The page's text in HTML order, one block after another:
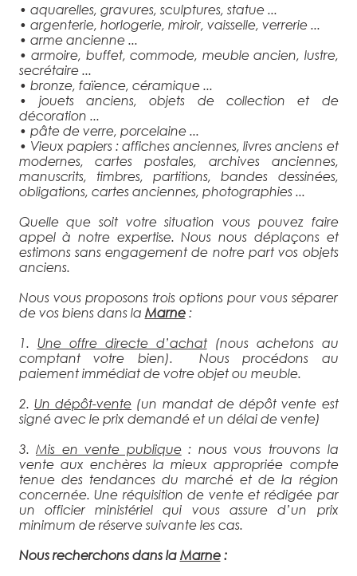
• aquarelles, gravures, sculptures, statue ...
• argenterie, horlogerie, miroir, vaisselle, verrerie ...
• arme ancienne ...
• armoire, buffet, commode, meuble ancien, lustre,
secrétaire ...
• bronze, faïence, céramique ...
• jouets anciens, objets de collection et de
décoration ...
• pâte de verre, porcelaine ...
• Vieux papiers : affiches anciennes, livres anciens et
modernes, cartes postales, archives anciennes,
manuscrits, timbres, partitions, bandes dessinées,
obligations, cartes anciennes, photographies ...
Quelle que soit votre situation vous pouvez faire
appel à notre expertise. Nous nous déplaçons et
estimons sans engagement de notre part vos objets
anciens.
Nous vous proposons trois options pour vous séparer
de vos biens dans la Marne:
1. Une offre directe d’achat(nous achetons au
comptant votre bien). Nous procédons au
paiement immédiat de votre objet ou meuble.
2. Un dépôt-vente (un mandat de dépôt vente est
signé avec le prix demandé et un délai de vente)
3.Mis en vente publique: nous vous trouvons la
vente aux enchères la mieux appropriée compte
tenue des tendances du marché et de la région
concernée. Une réquisition de vente et rédigée par
un officier ministériel qui vous assure d’un prix
minimum de réserve suivante les cas.
Nous recherchons dans la Marne: